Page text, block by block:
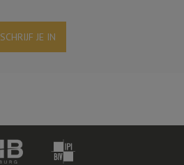
SCHRIJF JE IN